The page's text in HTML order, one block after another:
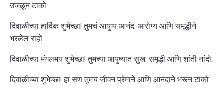
उजळून टाको.
दिवाळीच्या हार्दिक शुभेच्छा! तुमचं आयुष्य आनंद, आरोग्य आणि समृद्धीने
भरलेलं राहो.
दिवाळीच्या मंगलमय शुभेच्छा! तुमच्या आयुष्यात सुख, समृद्धी आणि शांती नांदो.
दिवाळीच्या शुभेच्छा! हा सण तुमचं जीवन प्रेमाने आणि आनंदाने भरून टाको.